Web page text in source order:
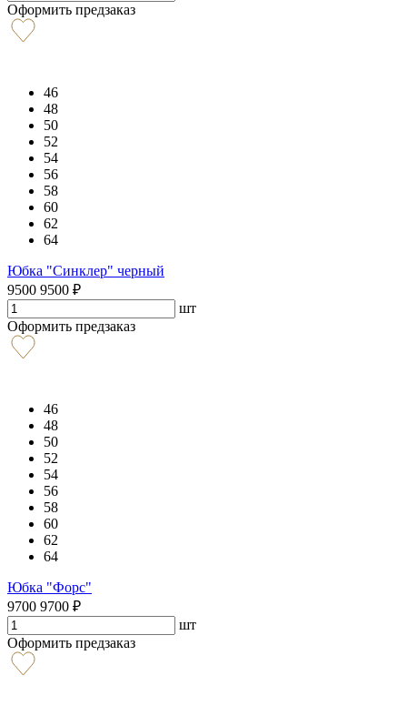
Оформить предзаказ
46
48
50
52
54
56
58
60
62
64
Юбка "Синклер" черный
9500 9500 ₽
шт
Оформить предзаказ
46
48
50
52
54
56
58
60
62
64
Юбка "Форс"
9700 9700 ₽
шт
Оформить предзаказ